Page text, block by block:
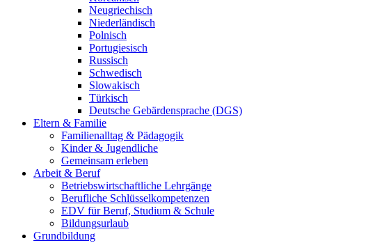
Neugriechisch
Niederländisch
Polnisch
Portugiesisch
Russisch
Schwedisch
Slowakisch
Türkisch
Deutsche Gebärdensprache (DGS)
Eltern & Familie
Familienalltag & Pädagogik
Kinder & Jugendliche
Gemeinsam erleben
Arbeit & Beruf
Betriebswirtschaftliche Lehrgänge
Berufliche Schlüsselkompetenzen
EDV für Beruf, Studium & Schule
Bildungsurlaub
Grundbildung